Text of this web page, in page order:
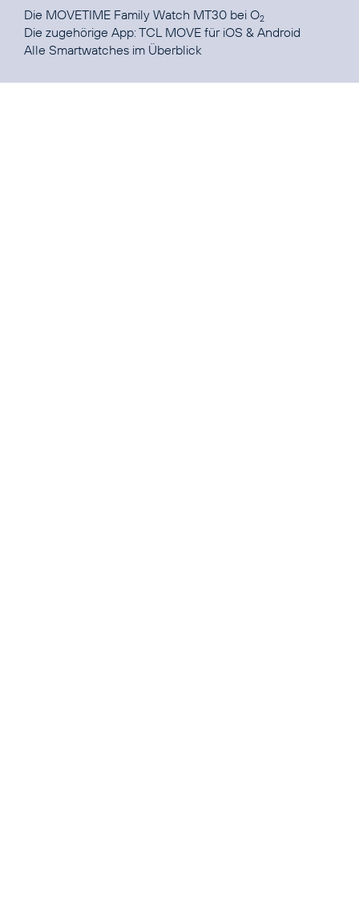
Die MOVETIME Family Watch MT30 bei O2
Die zugehörige App: TCL MOVE für iOS & Android
Alle Smartwatches im Überblick